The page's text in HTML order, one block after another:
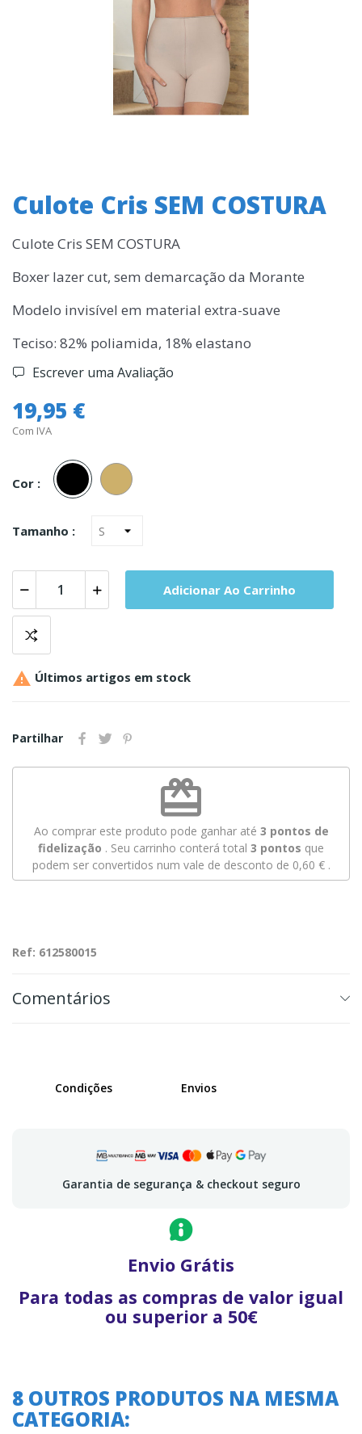
Culote Cris SEM COSTURA
Culote Cris SEM COSTURA
Boxer lazer cut, sem demarcação da Morante
Modelo invisível em material extra-suave
Teciso: 82% poliamida, 18% elastano
Escrever uma Avaliação
19,95 €
Com IVA
Cor :
Preto
Tamanho :
Adicionar Ao Carrinho
 Últimos artigos em stock
Partilhar
redeem
Ao comprar este produto pode ganhar até 3 pontos de
fidelização . Seu carrinho conterá total 3 pontos que
podem ser convertidos num vale de desconto de 0,60 €.
Ref: 612580015
Comentários
Condições Envios
Garantia de segurança & checkout seguro
Envio Grátis
Para todas as compras de valor igual
ou superior a 50€
8 OUTROS PRODUTOS NA MESMA
CATEGORIA: